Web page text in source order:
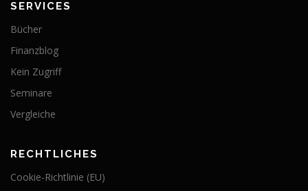
SERVICES
Bücher
Finanzblog
Kein Zugriff
Seminare
Vergleiche
RECHTLICHES
Cookie-Richtlinie (EU)